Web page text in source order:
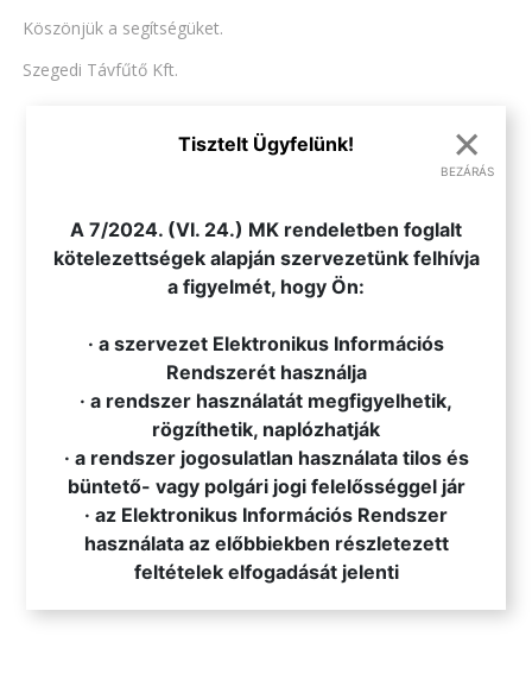
Köszönjük a segítségüket.
Szegedi Távfűtő Kft.
VISSZA AZ ÖSSZES HÍRHEZ ×
BEZÁRÁS
Tisztelt Ügyfelünk!
A 7/2024. (VI. 24.) MK rendeletben foglalt
kötelezettségek alapján szervezetünk felhívja
a figyelmét, hogy Ön:
· a szervezet Elektronikus Információs
Rendszerét használja
· a rendszer használatát megfigyelhetik,
rögzíthetik, naplózhatják
· a rendszer jogosulatlan használata tilos és
büntető- vagy polgári jogi felelősséggel jár
· az Elektronikus Információs Rendszer
használata az előbbiekben részletezett
feltételek elfogadását jelenti